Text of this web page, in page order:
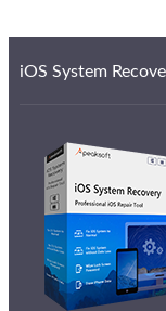
iOS System